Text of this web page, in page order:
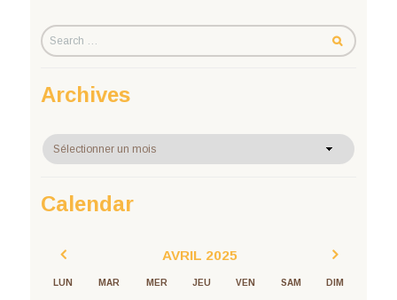
Archives
Archives
Calendar
AVRIL 2025
LUN MAR MER JEU VEN SAM DIM